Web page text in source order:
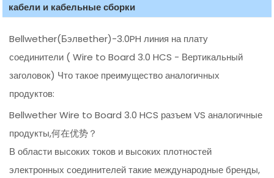
кабели и кабельные сборки
Bellwether(Бэлвether)-3.0PH линия на плату
соединители ( Wire to Board 3.0 HCS - Вертикальный
заголовок) Что такое преимущество аналогичных
продуктов:
Bellwether Wire to Board 3.0 HCS разъем VS аналогичные
продукты,何在优势？
В области высоких токов и высоких плотностей
электронных соединителей такие международные бренды,